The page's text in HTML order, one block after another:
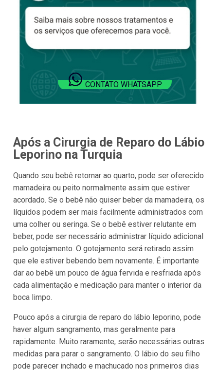
CONTATO WHATSAPP
Após a Cirurgia de Reparo do Lábio
Leporino na Turquia
Quando seu bebê retornar ao quarto, pode ser oferecido
mamadeira ou peito normalmente assim que estiver
acordado. Se o bebê não quiser beber da mamadeira, os
líquidos podem ser mais facilmente administrados com
uma colher ou seringa. Se o bebê estiver relutante em
beber, pode ser necessário administrar líquido adicional
pelo gotejamento. O gotejamento será retirado assim
que ele estiver bebendo bem novamente. É importante
dar ao bebê um pouco de água fervida e resfriada após
cada alimentação e medicação para manter o interior da
boca limpo.
Pouco após a cirurgia de reparo do lábio leporino, pode
haver algum sangramento, mas geralmente para
rapidamente. Muito raramente, serão necessárias outras
medidas para parar o sangramento. O lábio do seu filho
pode parecer inchado e machucado nos primeiros dias